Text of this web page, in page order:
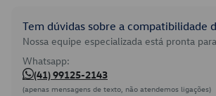
Tem dúvidas sobre a compatibilidade
Nossa equipe especializada está pronta
Whatsapp:
(41) 99125-2143
(apenas mensagens de texto, não atendemos ligações)